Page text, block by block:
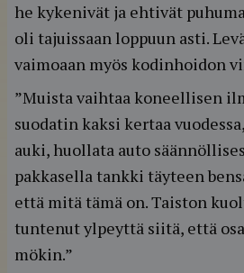
he kykenivät ja ehtivät
oli tajuissaan loppuun asti.
vaimoaan myös kodinhoidon
”Muista vaihtaa koneellisen
suodatin kaksi kertaa
auki, huollata auto
pakkasella tankki täyteen
että mitä tämä on. Taiston
tuntenut ylpeyttä siitä, että
mökin.”